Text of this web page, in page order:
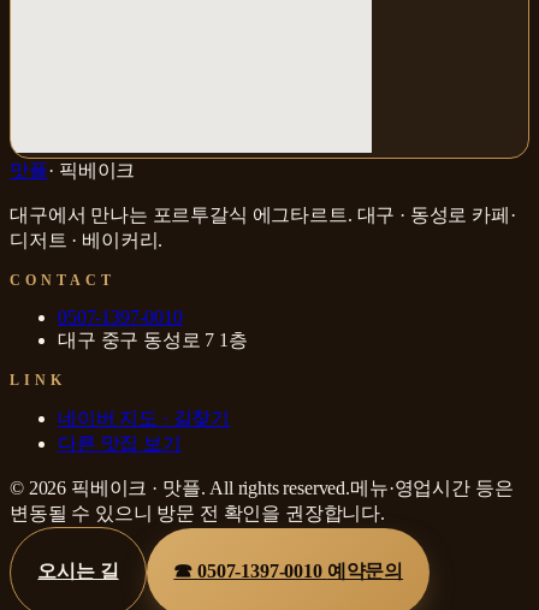
맛플· 픽베이크
대구에서 만나는 포르투갈식 에그타르트. 대구 · 동성로 카페·
디저트 · 베이커리 .
CONTACT
0507-1397-0010
대구 중구 동성로 7 1층
LINK
네이버 지도 · 길찾기
다른 맛집 보기
© 2026 픽베이크 · 맛플. All rights reserved.메뉴·영업시간 등은
변동될 수 있으니 방문 전 확인을 권장합니다.
오시는 길 ☎0507-1397-0010 예약문의